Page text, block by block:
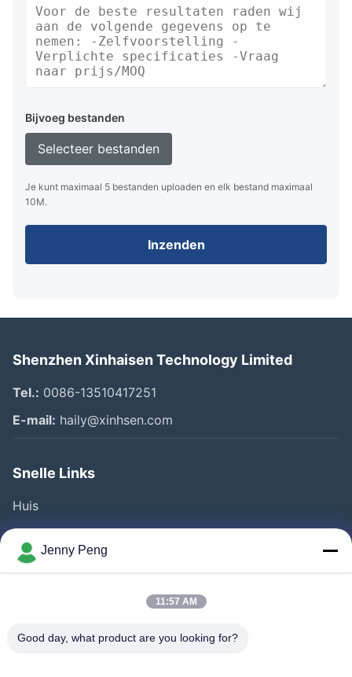
Bijvoeg bestanden
Selecteer bestanden
Je kunt maximaal 5 bestanden uploaden en elk bestand maximaal
10M.
Inzenden
Shenzhen Xinhaisen Technology Limited
Tel.: 0086-13510417251
E-mail: haily@xinhsen.com
Snelle Links
Huis
Producten
Videos
Kwaliteitscontrole
Jenny Peng
11:57 AM
Good day, what product are you looking for?